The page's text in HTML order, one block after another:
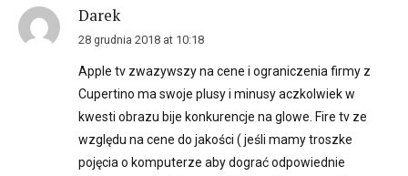
Darek
28 grudnia 2018 at 10:18
Apple tv zwazywszy na cene i ograniczenia firmy z
Cupertino ma swoje plusy i minusy aczkolwiek w
kwesti obrazu bije konkurencje na glowe. Fire tv ze
względu na cene do jakości ( jeśli mamy troszke
pojęcia o komputerze aby dograć odpowiednie